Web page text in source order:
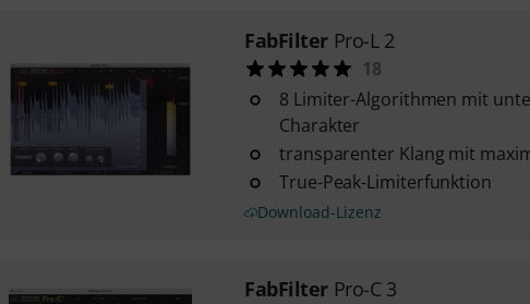
FabFilter Pro-L 2
18
8 Limiter-Algorithmen mit
Charakter
transparenter Klang mit
True-Peak-Limiterfunktion
Download-Lizenz
FabFilter Pro-C 3